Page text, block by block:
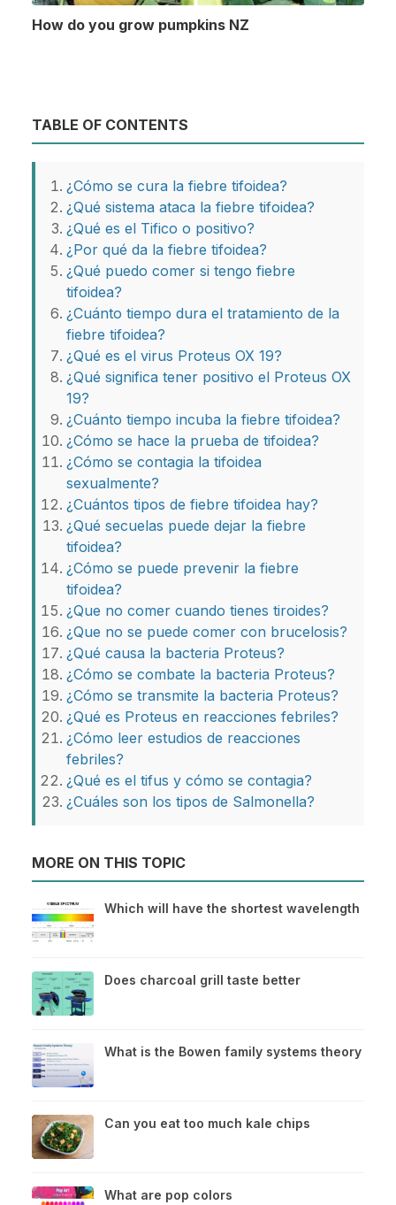
How do you grow pumpkins NZ
TABLE OF CONTENTS
¿Cómo se cura la fiebre tifoidea?
¿Qué sistema ataca la fiebre tifoidea?
¿Qué es el Tifico o positivo?
¿Por qué da la fiebre tifoidea?
¿Qué puedo comer si tengo fiebre
tifoidea?
¿Cuánto tiempo dura el tratamiento de la
fiebre tifoidea?
¿Qué es el virus Proteus OX 19?
¿Qué significa tener positivo el Proteus OX
19?
¿Cuánto tiempo incuba la fiebre tifoidea?
¿Cómo se hace la prueba de tifoidea?
¿Cómo se contagia la tifoidea
sexualmente?
¿Cuántos tipos de fiebre tifoidea hay?
¿Qué secuelas puede dejar la fiebre
tifoidea?
¿Cómo se puede prevenir la fiebre
tifoidea?
¿Que no comer cuando tienes tiroides?
¿Que no se puede comer con brucelosis?
¿Qué causa la bacteria Proteus?
¿Cómo se combate la bacteria Proteus?
¿Cómo se transmite la bacteria Proteus?
¿Qué es Proteus en reacciones febriles?
¿Cómo leer estudios de reacciones
febriles?
¿Qué es el tifus y cómo se contagia?
¿Cuáles son los tipos de Salmonella?
MORE ON THIS TOPIC
Which will have the shortest wavelength
Does charcoal grill taste better
What is the Bowen family systems theory
Can you eat too much kale chips
What are pop colors